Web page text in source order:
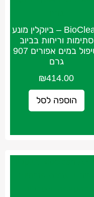
BioClean – ביוקלין מונע
סתימות וריחות בביוב
וטיפול במים אפורים 907
גרם
₪414.00
הוספה לסל